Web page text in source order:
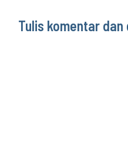
Tulis komentar dan